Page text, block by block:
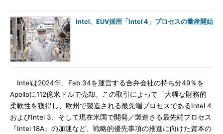
Intel、EUV採用「Intel 4」プロセスの量産開始
Intelは2024年、Fab 34を運営する合弁会社の持ち分49％を
Apolloに112億米ドルで売却。この取引によって「大幅な財務的
柔軟性を獲得し、欧州で製造される最先端プロセスであるIntel 4
およびIntel 3、そして現在米国で開発／製造さる最先端プロセス
『Intel 18A』の加速など、戦略的優先事項の推進に向けた資本の